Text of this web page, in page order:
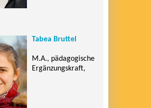
Tabea Bruttel
M.A., pädagogische
Ergänzungskraft,